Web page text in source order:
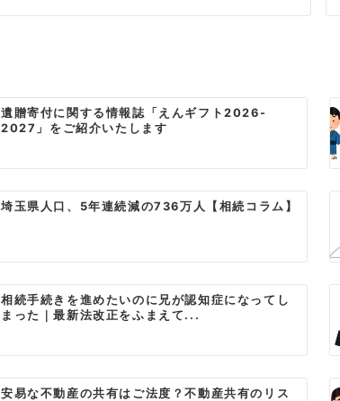
遺贈寄付に関する情報誌「えんギフト2026-
2027」をご紹介いたします
埼玉県人口、5年連続減の736万人【相続コラム】
相続手続きを進めたいのに兄が認知症になってし
まった｜最新法改正をふまえて...
安易な不動産の共有はご法度？不動産共有のリス